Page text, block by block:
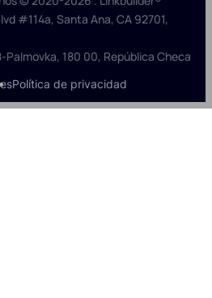
#114a, Santa Ana, CA 92701,
Palmovka, 180 00, República Checa
Política de privacidad